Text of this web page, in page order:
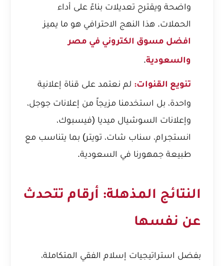
واضحة ويقترح تعديلات بناءً على أداء
الحملات. هذا النهج الاحترافي هو ما يميز
افضل مسوق الكتروني في مصر
والسعودية.
تنويع القنوات: لم نعتمد على قناة إعلانية
واحدة، بل استخدمنا مزيجاً من إعلانات جوجل،
وإعلانات السوشيال ميديا (فيسبوك،
انستجرام، سناب شات، تويتر) بما يتناسب مع
طبيعة جمهورنا في السعودية.
النتائج المذهلة: أرقام تتحدث
عن نفسها
بفضل استراتيجيات إسلام الفقي المتكاملة،